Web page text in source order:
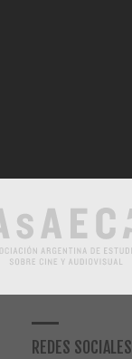
REDES SOCIALES